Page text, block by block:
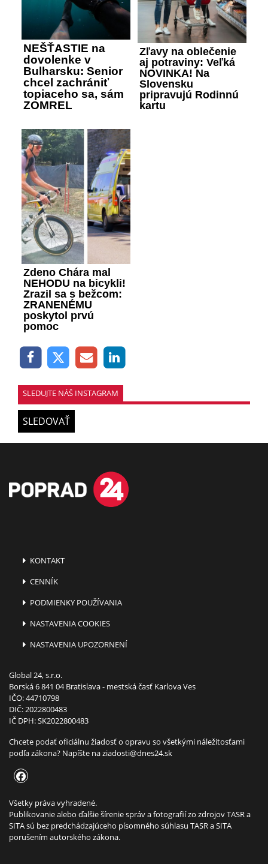
NEŠŤASTIE na
dovolenke v
Bulharsku: Senior
chcel zachrániť
topiaceho sa, sám
ZOMREL
Zľavy na oblečenie
aj potraviny: Veľká
NOVINKA! Na
Slovensku
pripravujú Rodinnú
kartu
Zdeno Chára mal
NEHODU na bicykli!
Zrazil sa s bežcom:
ZRANENÉMU
poskytol prvú
pomoc
SLEDUJTE NÁŠ INSTAGRAM
SLEDOVAŤ
KONTAKT
CENNÍK
PODMIENKY POUŽÍVANIA
NASTAVENIA COOKIES
NASTAVENIA UPOZORNENÍ
Global 24, s.r.o.
Borská 6 841 04 Bratislava - mestská časť Karlova Ves
IČO: 44710798
DIČ: 2022800483
IČ DPH: SK2022800483
Chcete podať oficiálnu žiadosť o opravu so všetkými náležitosťami
podľa zákona? Napíšte naziadosti@dnes24.sk
Všetky práva vyhradené.
Publikovanie alebo ďalšie šírenie správ a fotografií zo zdrojov TASR a
SITA sú bez predchádzajúceho písomného súhlasu TASR a SITA
porušením autorského zákona.